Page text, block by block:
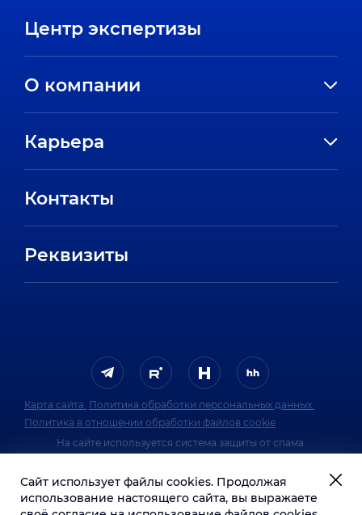
Центр экспертизы
О компании
Направления
Карьера
Стажировки
Контакты
Реквизиты
Карта сайта. Политика обработки персональных данных.
Политика в отношении обработки файлов cookie
На сайте используется система защиты от спама.
системы защиты от спама.
Сайт использует файлы cookies. Продолжая
использование настоящего сайта, вы выражаете